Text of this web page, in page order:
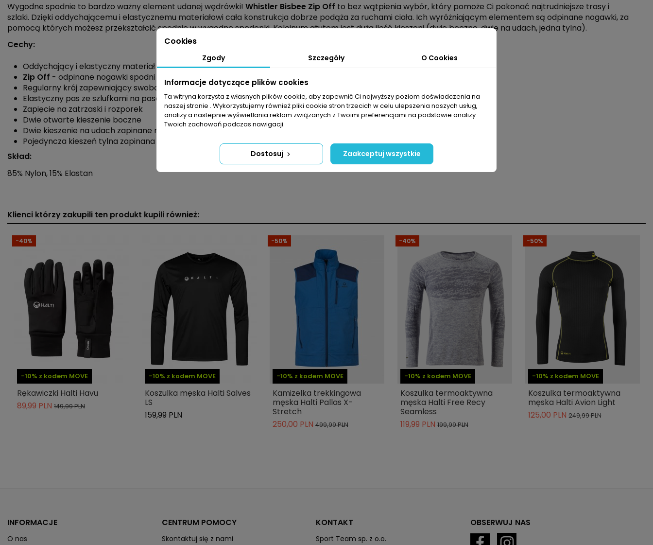
Wygodne spodnie to bardzo ważny element udanej wędrówki! Whistler Bisbee Zip Off to bez wątpienia wybór, który pomoże Ci pokonać najtrudniejsze trasy i
szlaki. Dzięki oddychającemu i elastycznemu materiałowi cała konstrukcja dobrze podąża za ruchami ciała. Ich wyróżniającym elementem są odpinane nogawki, za
pomocą których możesz przekształcić spodnie w wygodne spodenki. Kolejnym atutem jest duża ilość kieszeni (dwie boczne, dwie na udach, jedna tylna).
Cechy:
Oddychający i elastyczny materiał
Zip Off - odpinane nogawki spodni
Regularny krój zapewniający swobodę ruchów
Elastyczny pas ze szlufkami na pasek
Zapięcie na zatrzaski i rozporek
Dwie otwarte kieszenie boczne
Dwie kieszenie na udach zapinane na zamek
Pojedyncza kieszeń tylna zapinana na zamek
Skład:
85% Nylon, 15% Elastan
Typ produktu
Materiał dominujący
Nylon
Długość nogawki
Długa
Cechy
Odpinane nogawki
Wysoka oddychalność
Kieszenie
Z kieszeniami
Szelki
ean135715182658875
» Podmiot odpowiedzialny
Klienci którzy zakupili ten produkt kupili również:
-10% z kodem MOVE
-40%
Rękawiczki Halti Havu
89,99 PLN 149,99 PLN
-10% z kodem MOVE
Koszulka męska Halti Salves
LS
159,99 PLN
-10% z kodem MOVE
-50%
Kamizelka trekkingowa
męska Halti Pallas X-
Stretch
250,00 PLN 499,99 PLN
-10% z kodem MOVE
-40%
Koszulka termoaktywna
męska Halti Free Recy
Seamless
119,99 PLN 199,99 PLN
-10% z kodem MOVE
-50%
Koszulka termoaktywna
męska Halti Avion Light
125,00 PLN 249,99 PLN
INFORMACJE
O nas
CENTRUM POMOCY
Skontaktuj się z nami
KONTAKT
Sport Team sp. z o.o.
Cookies
Zgody Szczegóły O Cookies
Informacje dotyczące plików cookies
Ta witryna korzysta z własnych plików cookie, aby zapewnić Ci najwyższy poziom doświadczenia na
naszej stronie . Wykorzystujemy również pliki cookie stron trzecich w celu ulepszenia naszych usług,
analizy a nastepnie wyświetlania reklam związanych z Twoimi preferencjami na podstawie analizy
Twoich zachowań podczas nawigacji.
Dostosuj Zaakceptuj wszystkie
OBSERWUJ NAS